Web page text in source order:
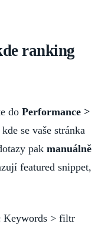
ranking
do Performance >
se vaše stránka
pak manuálně
featured snippet,
Keywords > filtr